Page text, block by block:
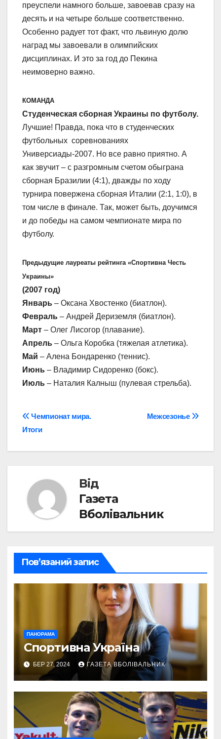
преуспели намного больше, завоевав сразу на
десять и на четыре больше соответственно.
Особенно радует тот факт, что львиную долю
наград мы завоевали в олимпийских
дисциплинах. И это за год до Пекина
неимоверно важно.
КОМАНДА
Студенческая сборная Украины по футболу.
Лучшие! Правда, пока что в студенческих
футбольных соревнованиях
Универсиады-2007. Но все равно приятно. А
как звучит – с разгромным счетом обыграна
сборная Бразилии (4:1), дважды по ходу
турнира повержена сборная Италии (2:1, 1:0), в
том числе в финале. Так, может быть, доучимся
и до победы на самом чемпионате мира по
футболу.
Предыдущие лауреаты рейтинга «Спортивна Честь
Украины»
(2007 год)
Январь – Оксана Хвостенко (биатлон).
Февраль – Андрей Дериземля (биатлон).
Март – Олег Лисогор (плавание).
Апрель – Ольга Коробка (тяжелая атлетика).
Май – Алена Бондаренко (теннис).
Июнь – Владимир Сидоренко (бокс).
Июль – Наталия Калныш (пулевая стрельба).
Навігація
Межсезонье
Чемпионат мира.
Итоги
Від
Газета
Вболівальник
Пов’язаний запис
ПАНОРАМА
Спортивна Україна
БЕР 27, 2024 ГАЗЕТА ВБОЛІВАЛЬНИК